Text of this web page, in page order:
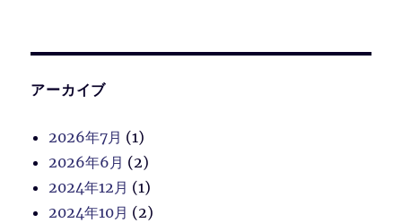
アーカイブ
2026年7月 (1)
2026年6月 (2)
2024年12月 (1)
2024年10月 (2)